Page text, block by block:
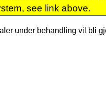
see link above.
under behandling vil bli